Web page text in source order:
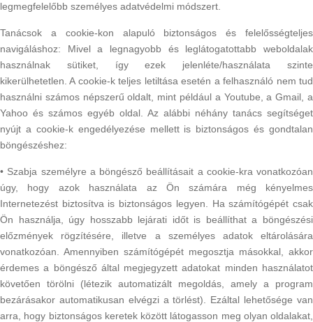
legmegfelelőbb személyes adatvédelmi módszert.
Tanácsok a cookie-kon alapuló biztonságos és felelősségteljes
navigáláshoz: Mivel a legnagyobb és leglátogatottabb weboldalak
használnak sütiket, így ezek jelenléte/használata szinte
kikerülhetetlen. A cookie-k teljes letiltása esetén a felhasználó nem tud
használni számos népszerű oldalt, mint például a Youtube, a Gmail, a
Yahoo és számos egyéb oldal. Az alábbi néhány tanács segítséget
nyújt a cookie-k engedélyezése mellett is biztonságos és gondtalan
böngészéshez:
• Szabja személyre a böngésző beállításait a cookie-kra vonatkozóan
úgy, hogy azok használata az Ön számára még kényelmes
Internetezést biztosítva is biztonságos legyen. Ha számítógépét csak
Ön használja, úgy hosszabb lejárati időt is beállíthat a böngészési
előzmények rögzítésére, illetve a személyes adatok eltárolására
vonatkozóan. Amennyiben számítógépét megosztja másokkal, akkor
érdemes a böngésző által megjegyzett adatokat minden használatot
követően törölni (létezik automatizált megoldás, amely a program
bezárásakor automatikusan elvégzi a törlést). Ezáltal lehetősége van
arra, hogy biztonságos keretek között látogasson meg olyan oldalakat,